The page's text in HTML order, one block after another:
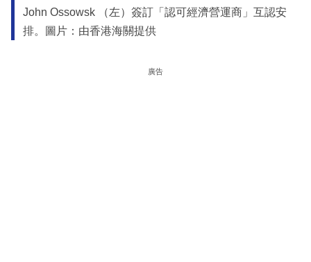
John Ossowsk （左）簽訂「認可經濟營運商」互認安
排。圖片：由香港海關提供
廣告